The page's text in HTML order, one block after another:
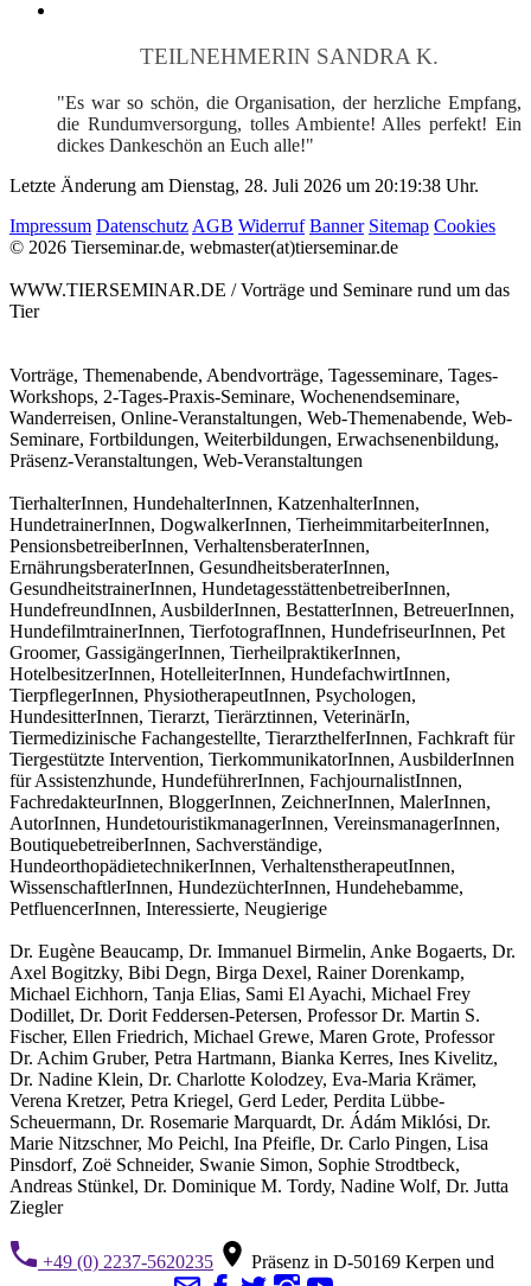
TEILNEHMERIN SANDRA K.
"Es war so schön, die Organisation, der herzliche Empfang,
die Rundumversorgung, tolles Ambiente! Alles perfekt! Ein
dickes Dankeschön an Euch alle!"
Letzte Änderung am Dienstag, 28. Juli 2026 um 20:19:38 Uhr.
Impressum DatenschutzAGB Widerruf Banner Sitemap Cookies
© 2026 Tierseminar.de, webmaster(at)tierseminar.de
WWW.TIERSEMINAR.DE / Vorträge und Seminare rund um das
Tier
Vorträge, Themenabende, Abendvorträge, Tagesseminare, Tages-
Workshops, 2-Tages-Praxis-Seminare, Wochenendseminare,
Wanderreisen, Online-Veranstaltungen, Web-Themenabende, Web-
Seminare, Fortbildungen, Weiterbildungen, Erwachsenenbildung,
Präsenz-Veranstaltungen, Web-Veranstaltungen
TierhalterInnen, HundehalterInnen, KatzenhalterInnen,
HundetrainerInnen, DogwalkerInnen, TierheimmitarbeiterInnen,
PensionsbetreiberInnen, VerhaltensberaterInnen,
ErnährungsberaterInnen, GesundheitsberaterInnen,
GesundheitstrainerInnen, HundetagesstättenbetreiberInnen,
HundefreundInnen, AusbilderInnen, BestatterInnen, BetreuerInnen,
HundefilmtrainerInnen, TierfotografInnen, HundefriseurInnen, Pet
Groomer, GassigängerInnen, TierheilpraktikerInnen,
HotelbesitzerInnen, HotelleiterInnen, HundefachwirtInnen,
TierpflegerInnen, PhysiotherapeutInnen, Psychologen,
HundesitterInnen, Tierarzt, Tierärztinnen, VeterinärIn,
Tiermedizinische Fachangestellte, TierarzthelferInnen, Fachkraft für
Tiergestützte Intervention, TierkommunikatorInnen, AusbilderInnen
für Assistenzhunde, HundeführerInnen, FachjournalistInnen,
FachredakteurInnen, BloggerInnen, ZeichnerInnen, MalerInnen,
AutorInnen, HundetouristikmanagerInnen, VereinsmanagerInnen,
BoutiquebetreiberInnen, Sachverständige,
HundeorthopädietechnikerInnen, VerhaltenstherapeutInnen,
WissenschaftlerInnen, HundezüchterInnen, Hundehebamme,
PetfluencerInnen, Interessierte, Neugierige
Dr. Eugène Beaucamp, Dr. Immanuel Birmelin, Anke Bogaerts, Dr.
Axel Bogitzky, Bibi Degn, Birga Dexel, Rainer Dorenkamp,
Michael Eichhorn, Tanja Elias, Sami El Ayachi, Michael Frey
Dodillet, Dr. Dorit Feddersen-Petersen, Professor Dr. Martin S.
Fischer, Ellen Friedrich, Michael Grewe, Maren Grote, Professor
Dr. Achim Gruber, Petra Hartmann, Bianka Kerres, Ines Kivelitz,
Dr. Nadine Klein, Dr. Charlotte Kolodzey, Eva-Maria Krämer,
Verena Kretzer, Petra Kriegel, Gerd Leder, Perdita Lübbe-
Scheuermann, Dr. Rosemarie Marquardt, Dr. Ádám Miklósi, Dr.
Marie Nitzschner, Mo Peichl, Ina Pfeifle, Dr. Carlo Pingen, Lisa
Pinsdorf, Zoë Schneider, Swanie Simon, Sophie Strodtbeck,
Andreas Stünkel, Dr. Dominique M. Tordy, Nadine Wolf, Dr. Jutta
Ziegler
+49 (0) 2237-5620235
Präsenz in D-50169 Kerpen und